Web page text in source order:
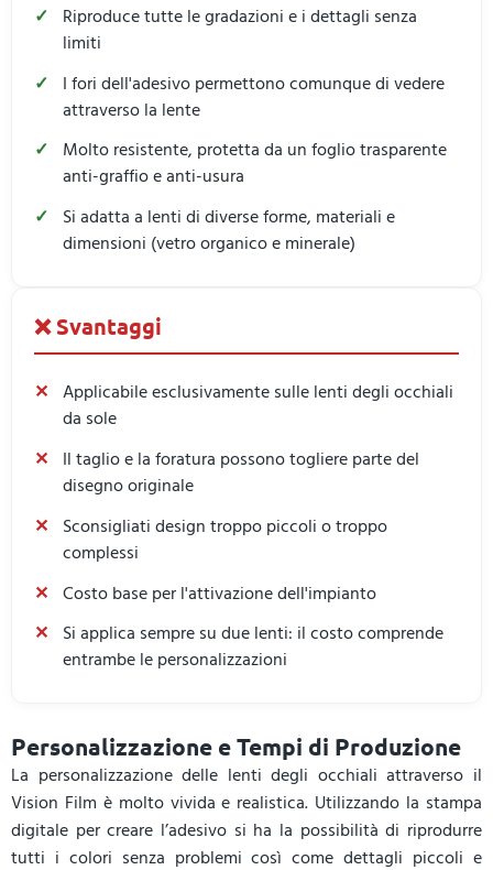
Riproduce tutte le gradazioni e i dettagli senza
limiti
I fori dell'adesivo permettono comunque di vedere
attraverso la lente
Molto resistente, protetta da un foglio trasparente
anti-graffio e anti-usura
Si adatta a lenti di diverse forme, materiali e
dimensioni (vetro organico e minerale)
❌ Svantaggi
Applicabile esclusivamente sulle lenti degli occhiali
da sole
Il taglio e la foratura possono togliere parte del
disegno originale
Sconsigliati design troppo piccoli o troppo
complessi
Costo base per l'attivazione dell'impianto
Si applica sempre su due lenti: il costo comprende
entrambe le personalizzazioni
Personalizzazione e Tempi di Produzione
La personalizzazione delle lenti degli occhiali attraverso il
Vision Film è molto vivida e realistica. Utilizzando la stampa
digitale per creare l’adesivo si ha la possibilità di riprodurre
tutti i colori senza problemi così come dettagli piccoli e